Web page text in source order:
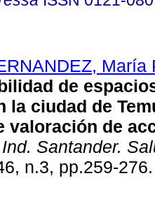
María
de
la ciudad de
valoración de
Santander.
n.3, pp.259-